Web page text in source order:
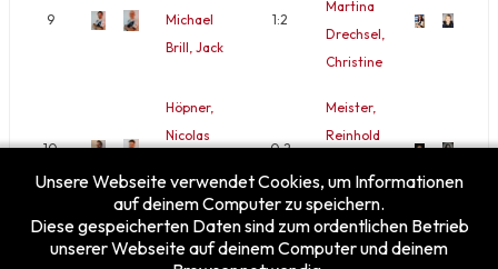
9
Michael
Brill, Jack
1:2
Martina
Drechsel,
Christine
10
Höpner,
Nicolas
Sebastian
0:2
Meister,
Reinhold
Sabine
Unsere Webseite verwendet Cookies, um Informationen
auf deinem Computer zu speichern.
Diese gespeicherten Daten sind zum ordentlichen Betrieb
unserer Webseite auf deinem Computer und deinem